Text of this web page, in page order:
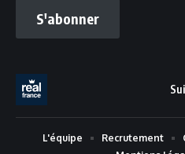
S'abonner
L'équipe Recrutement